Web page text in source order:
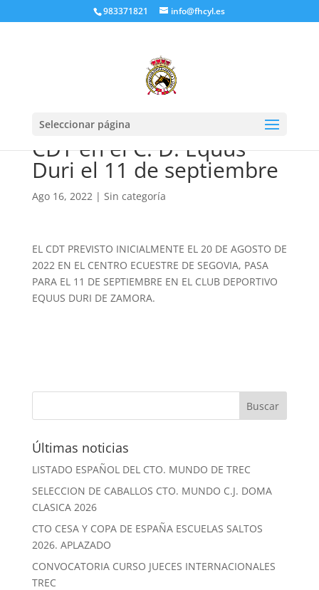
983371821 info@fhcyl.es
Seleccionar página
CDT en el C. D. Equus
Duri el 11 de septiembre
Ago 16, 2022| Sin categoría
EL CDT PREVISTO INICIALMENTE EL 20 DE AGOSTO DE
2022 EN EL CENTRO ECUESTRE DE SEGOVIA, PASA
PARA EL 11 DE SEPTIEMBRE EN EL CLUB DEPORTIVO
EQUUS DURI DE ZAMORA.
Últimas noticias
LISTADO ESPAÑOL DEL CTO. MUNDO DE TREC
SELECCION DE CABALLOS CTO. MUNDO C.J. DOMA
CLASICA 2026
CTO CESA Y COPA DE ESPAÑA ESCUELAS SALTOS
2026. APLAZADO
CONVOCATORIA CURSO JUECES INTERNACIONALES
TREC